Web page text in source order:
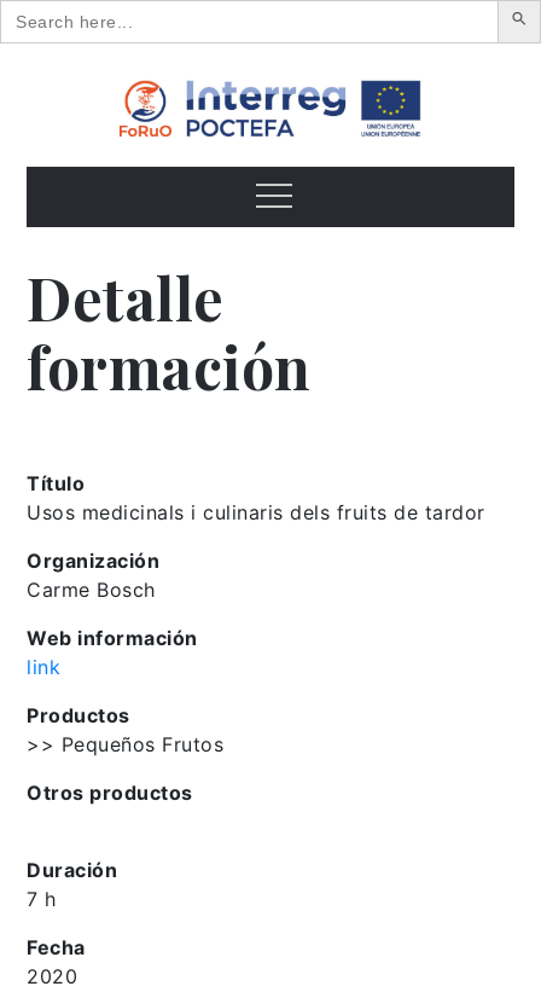
Search
for:
FoRuO
frutos
Menu
Detalle
formación
Título
Usos medicinals i culinaris dels fruits de tardor
Organización
Carme Bosch
Web información
link
Productos
>> Pequeños Frutos
Otros productos
Duración
7 h
Fecha
2020